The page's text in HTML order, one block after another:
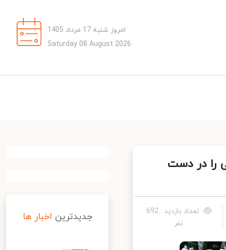
امروز شنبه 17 مرداد 1405
Saturday 08 August 2026
را در دست
تعداد بازدید : 692
نفر
جدیدترین اخبار ها